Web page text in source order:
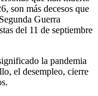
son más decesos que
Guerra
del 11 de septiembre
la pandemia
el desempleo, cierre